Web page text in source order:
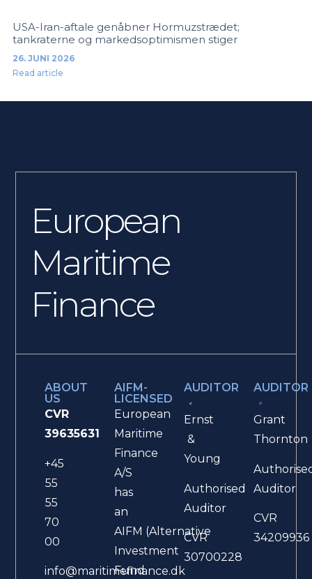
USA-Iran-aftale genåbner Hormuzstrædet;
tankraterne og markedsoptimismen stiger
26. JUNI 2026
Read article
European
Maritime
Finance
ABOUT
US
CVR
39635631
+45
55
55
70
00
info@maritimefinance.dk
AIFM-
LICENSED
European
Maritime
Finance
A/S
has
an
AIFM (Alternative
Investment
Fund
AUDITOR
Ernst
&
Young
Authorised
Auditor
CVR
30700228
AUDITOR
Grant
Thornton
Auditor
CVR
34209936